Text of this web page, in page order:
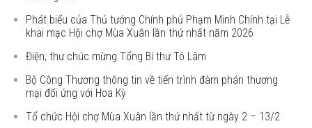
Phát biểu của Thủ tướng Chính phủ Phạm Minh Chính tại Lễ
khai mạc Hội chợ Mùa Xuân lần thứ nhất năm 2026
Điện, thư chúc mừng Tổng Bí thư Tô Lâm
Bộ Công Thương thông tin về tiến trình đàm phán thương
mại đối ứng với Hoa Kỳ
Tổ chức Hội chợ Mùa Xuân lần thứ nhất từ ngày 2 – 13/2